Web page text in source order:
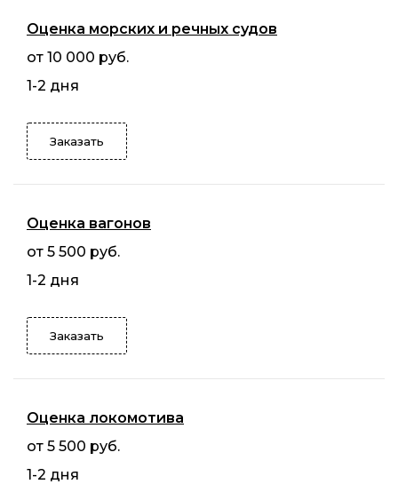
Оценка морских и речных судов
от 10 000 руб.
1-2 дня
Заказать
Оценка вагонов
от 5 500 руб.
1-2 дня
Заказать
Оценка локомотива
от 5 500 руб.
1-2 дня